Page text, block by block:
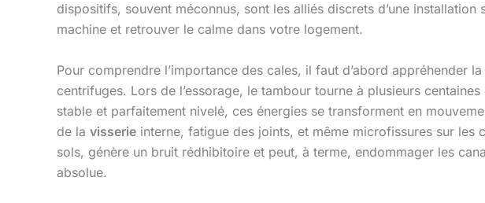
dispositifs, souvent méconnus, sont les alliés discrets d’une
machine et retrouver le calme dans votre logement.
Pour comprendre l’importance des cales, il faut d’abord appréhender
centrifuges. Lors de l’essorage, le tambour tourne à plusieurs
stable et parfaitement nivelé, ces énergies se transforment en
de la visserie interne, fatigue des joints, et même microfissures sur
sols, génère un bruit rédhibitoire et peut, à terme, endommager les
absolue.